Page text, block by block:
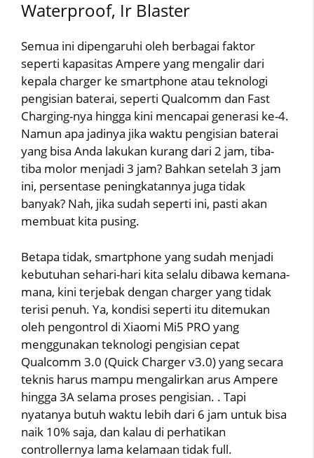
Waterproof, Ir Blaster
Semua ini dipengaruhi oleh berbagai faktor
seperti kapasitas Ampere yang mengalir dari
kepala charger ke smartphone atau teknologi
pengisian baterai, seperti Qualcomm dan Fast
Charging-nya hingga kini mencapai generasi ke-4.
Namun apa jadinya jika waktu pengisian baterai
yang bisa Anda lakukan kurang dari 2 jam, tiba-
tiba molor menjadi 3 jam? Bahkan setelah 3 jam
ini, persentase peningkatannya juga tidak
banyak? Nah, jika sudah seperti ini, pasti akan
membuat kita pusing.
Betapa tidak, smartphone yang sudah menjadi
kebutuhan sehari-hari kita selalu dibawa kemana-
mana, kini terjebak dengan charger yang tidak
terisi penuh. Ya, kondisi seperti itu ditemukan
oleh pengontrol di Xiaomi Mi5 PRO yang
menggunakan teknologi pengisian cepat
Qualcomm 3.0 (Quick Charger v3.0) yang secara
teknis harus mampu mengalirkan arus Ampere
hingga 3A selama proses pengisian. . Tapi
nyatanya butuh waktu lebih dari 6 jam untuk bisa
naik 10% saja, dan kalau di perhatikan
controllernya lama kelamaan tidak full.